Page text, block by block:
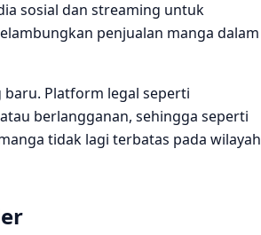
sosial dan streaming untuk
penjualan manga dalam
Platform legal seperti
berlangganan, sehingga seperti
tidak lagi terbatas pada wilayah